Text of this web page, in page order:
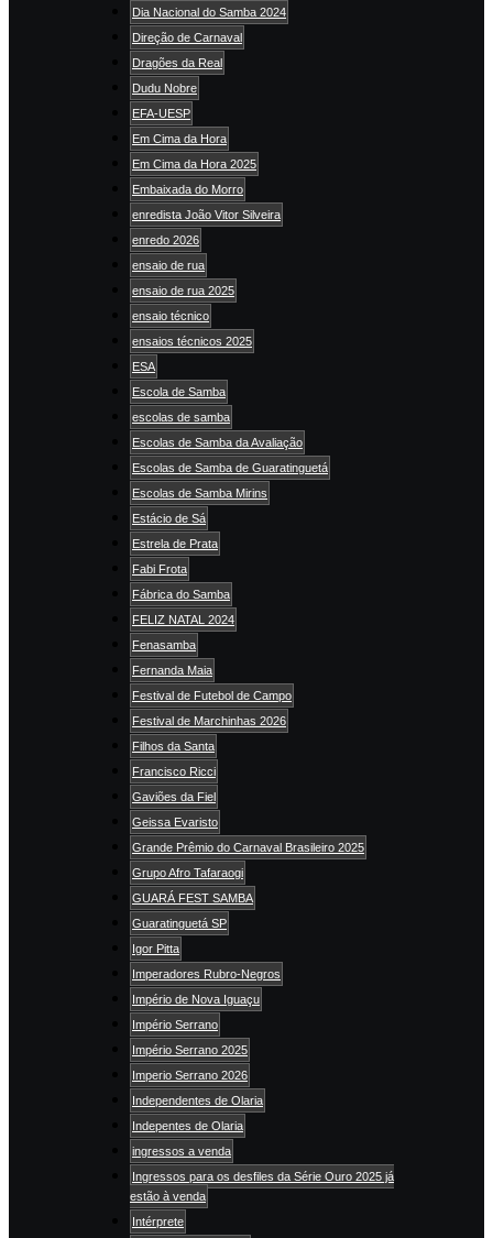
Dia Nacional do Samba 2024
Direção de Carnaval
Dragões da Real
Dudu Nobre
EFA-UESP
Em Cima da Hora
Em Cima da Hora 2025
Embaixada do Morro
enredista João Vitor Silveira
enredo 2026
ensaio de rua
ensaio de rua 2025
ensaio técnico
ensaios técnicos 2025
ESA
Escola de Samba
escolas de samba
Escolas de Samba da Avaliação
Escolas de Samba de Guaratinguetá
Escolas de Samba Mirins
Estácio de Sá
Estrela de Prata
Fabi Frota
Fábrica do Samba
FELIZ NATAL 2024
Fenasamba
Fernanda Maia
Festival de Futebol de Campo
Festival de Marchinhas 2026
Filhos da Santa
Francisco Ricci
Gaviões da Fiel
Geissa Evaristo
Grande Prêmio do Carnaval Brasileiro 2025
Grupo Afro Tafaraogi
GUARÁ FEST SAMBA
Guaratinguetá SP
Igor Pitta
Imperadores Rubro-Negros
Império de Nova Iguaçu
Império Serrano
Império Serrano 2025
Imperio Serrano 2026
Independentes de Olaria
Indepentes de Olaria
ingressos a venda
Ingressos para os desfiles da Série Ouro 2025 já
estão à venda
Intérprete